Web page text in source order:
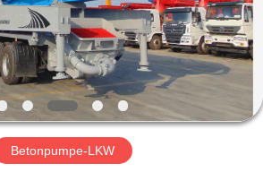
Betonpumpe-LKW